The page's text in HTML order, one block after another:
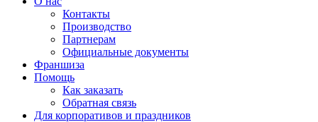
Контакты
Производство
Партнерам
Официальные документы
Франшиза
Помощь
Как заказать
Обратная связь
Для корпоративов и праздников